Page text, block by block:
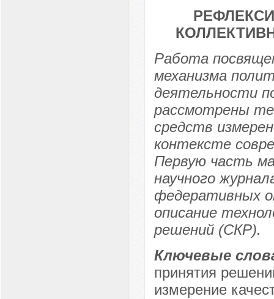
Работа
механизма
деятельности
рассмотрены
средств
контексте
Первую часть
научного
федеративных
описание
решений (СКР).
Ключевые
принятия
измерение